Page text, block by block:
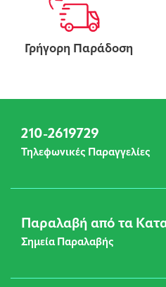
Γρήγορη Παράδοση
210-2619729
Τηλεφωνικές Παραγγελίες
Παραλαβή από τα
Σημεία Παραλαβής